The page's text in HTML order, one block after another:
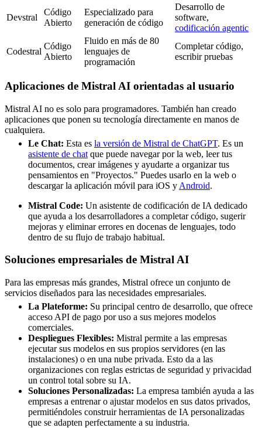
Devstral
Código
Abierto
Especializado para
generación de código
Desarrollo de
software,
codificación agentic
Codestral
Código
Abierto
Fluido en más de 80
lenguajes de
programación
Completar código,
escribir pruebas
Aplicaciones de Mistral AI orientadas al usuario
Mistral AI no es solo para programadores. También han creado
aplicaciones que ponen su tecnología directamente en manos de
cualquiera.
Le Chat: Esta es la versión de Mistral de ChatGPT. Es un
asistente de chat que puede navegar por la web, leer tus
documentos, crear imágenes y ayudarte a organizar tus
pensamientos en "Proyectos." Puedes usarlo en la web o
descargar la aplicación móvil para iOS y Android.
Mistral Code: Un asistente de codificación de IA dedicado
que ayuda a los desarrolladores a completar código, sugerir
mejoras y eliminar errores en docenas de lenguajes, todo
dentro de su flujo de trabajo habitual.
Soluciones empresariales de Mistral AI
Para las empresas más grandes, Mistral ofrece un conjunto de
servicios diseñados para las necesidades empresariales.
La Plateforme: Su principal centro de desarrollo, que ofrece
acceso API de pago por uso a sus mejores modelos
comerciales.
Despliegues Flexibles: Mistral permite a las empresas
ejecutar sus modelos en sus propios servidores (en las
instalaciones) o en una nube privada. Esto da a las
organizaciones con reglas estrictas de seguridad y privacidad
un control total sobre su IA.
Soluciones Personalizadas: La empresa también ayuda a las
empresas a entrenar o ajustar modelos en sus datos privados,
permitiéndoles construir herramientas de IA personalizadas
que se adapten perfectamente a su industria.